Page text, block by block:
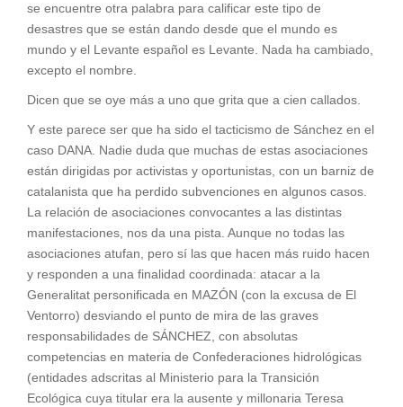
se encuentre otra palabra para calificar este tipo de
desastres que se están dando desde que el mundo es
mundo y el Levante español es Levante. Nada ha cambiado,
excepto el nombre.
Dicen que se oye más a uno que grita que a cien callados.
Y este parece ser que ha sido el tacticismo de Sánchez en el
caso DANA. Nadie duda que muchas de estas asociaciones
están dirigidas por activistas y oportunistas, con un barniz de
catalanista que ha perdido subvenciones en algunos casos.
La relación de asociaciones convocantes a las distintas
manifestaciones, nos da una pista. Aunque no todas las
asociaciones atufan, pero sí las que hacen más ruido hacen
y responden a una finalidad coordinada: atacar a la
Generalitat personificada en MAZÓN (con la excusa de El
Ventorro) desviando el punto de mira de las graves
responsabilidades de SÁNCHEZ, con absolutas
competencias en materia de Confederaciones hidrológicas
(entidades adscritas al Ministerio para la Transición
Ecológica cuya titular era la ausente y millonaria Teresa